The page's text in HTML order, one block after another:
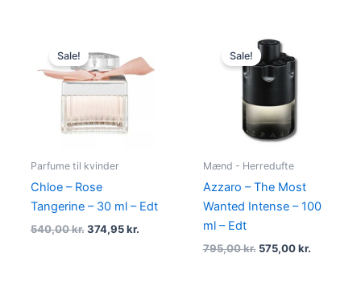
Sale!
Parfume til kvinder
Chloe – Rose
Tangerine – 30 ml – Edt
540,00kr.
price
was:
540,00 kr..
374,95kr.
is:
374,95 kr..
Sale!
Mænd - Herredufte
Azzaro – The Most
Wanted Intense – 100
ml – Edt
795,00kr.
Original
price
was:
795,00 kr..
575,00kr.